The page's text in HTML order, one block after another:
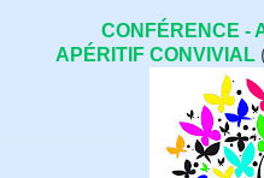
CONFÉRENCE -
APÉRITIF CONVIVIAL